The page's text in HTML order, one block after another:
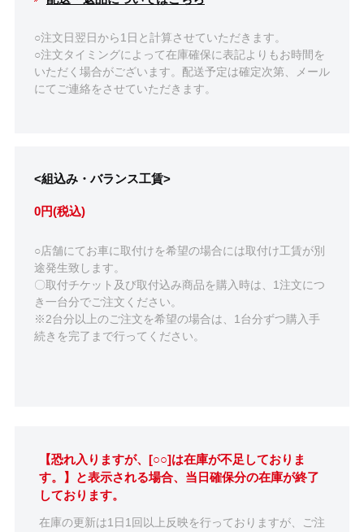
○注文日翌日から1日と計算させていただきます。
○注文タイミングによって在庫確保に表記よりもお時間を
いただく場合がございます。配送予定は確定次第、メール
にてご連絡をさせていただきます。
<組込み・バランス工賃>
0円(税込)
○店舗にてお車に取付けを希望の場合には取付け工賃が別
途発生致します。
〇取付チケット及び取付込み商品を購入時は、1注文につ
き一台分でご注文ください。
※2台分以上のご注文を希望の場合は、1台分ずつ購入手
続きを完了まで行ってください。
【恐れ入りますが、[○○]は在庫が不足しておりま
す。】と表示される場合、当日確保分の在庫が終了
しております。
在庫の更新は1日1回以上反映を行っておりますが、ご注